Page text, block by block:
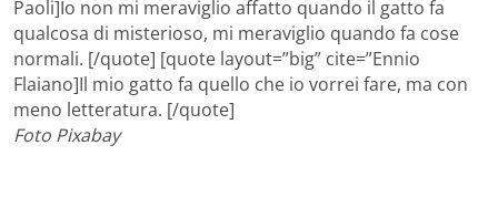
Paoli]Io non mi meraviglio affatto quando il gatto fa
qualcosa di misterioso, mi meraviglio quando fa cose
normali. [/quote] [quote layout=”big” cite=”Ennio
Flaiano]Il mio gatto fa quello che io vorrei fare, ma con
meno letteratura. [/quote]
Foto Pixabay